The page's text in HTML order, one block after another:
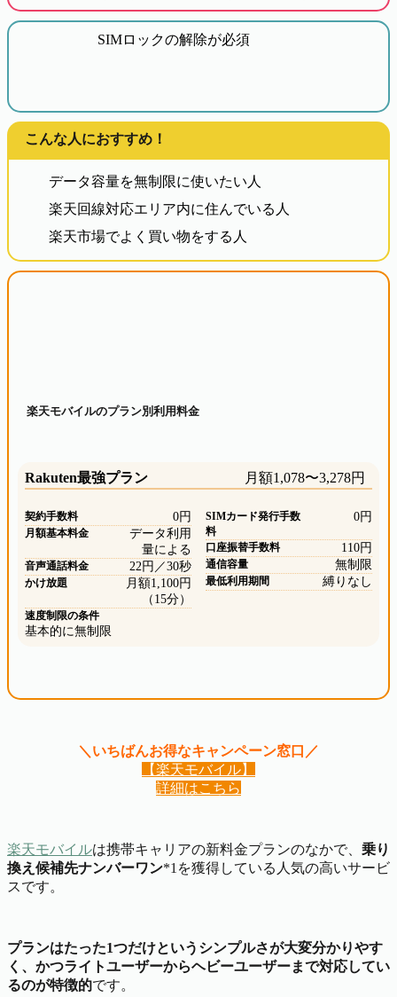
SIMロックの解除が必須
こんな人におすすめ！
データ容量を無制限に使いたい人
楽天回線対応エリア内に住んでいる人
楽天市場でよく買い物をする人
楽天モバイルのプラン別利用料金
Rakuten最強プラン 月額1,078〜3,278円
契約手数料 0円
月額基本料金
データ利用
量による
音声通話料金 22円／30秒
かけ放題
月額1,100円
（15分）
SIMカード発行手数
料
0円
口座振替手数料 110円
通信容量 無制限
最低利用期間 縛りなし
速度制限の条件
基本的に無制限
＼いちばんお得なキャンペーン窓口／
【楽天モバイル】
詳細はこちら
楽天モバイルは携帯キャリアの新料金プランのなかで、 乗り
換え候補先ナンバーワン*1を獲得している人気の高いサービ
スです。
プランはたった1つだけというシンプルさが大変分かりやす
く、かつライトユーザーからヘビーユーザーまで対応してい
るのが特徴的です。